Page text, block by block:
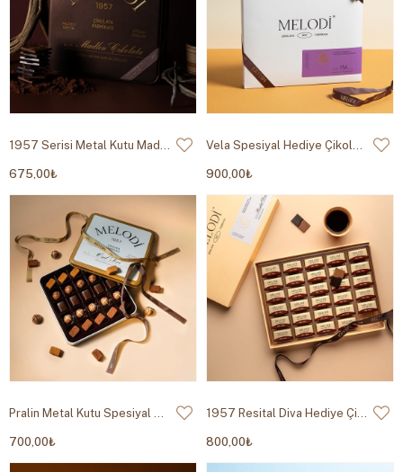
1957 Serisi Metal Kutu Madlen 384g
675,00₺
Vela Spesiyal Hediye Çikolata 450g
900,00₺
Pralin Metal Kutu Spesiyal Çikolata 250g
700,00₺
1957 Resital Diva Hediye Çikolata Kutusu 400g
800,00₺